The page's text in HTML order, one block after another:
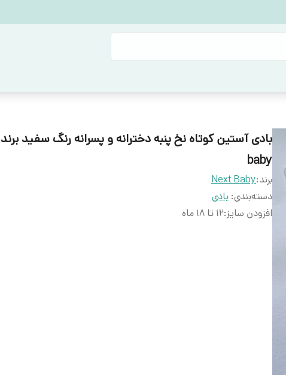
baby
برند:Next Baby
دسته‌بندی: بادی
افزودن سایز:۱۲ تا ۱۸ ماه